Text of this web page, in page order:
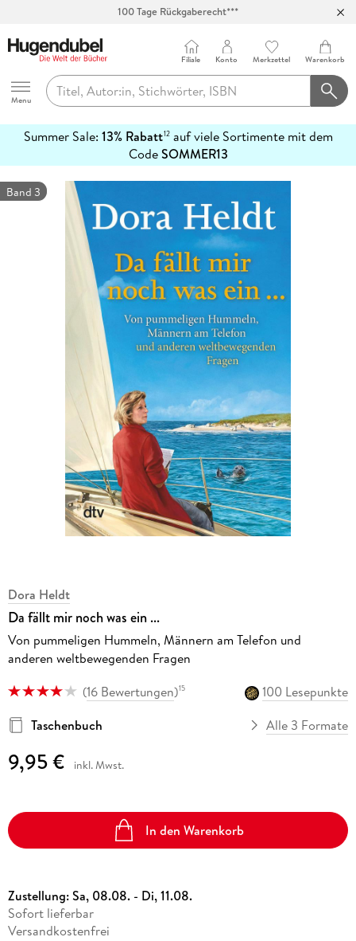
100 Tage Rückgaberecht***
Hugendubel
Menu
Filiale Konto Merkzettel Warenkorb
Summer Sale: 13% Rabatt12auf viele Sortimente mit dem
CodeSOMMER13
erfahren
Band 3
Dora Heldt
Da fällt mir noch was ein ...
Von pummeligen Hummeln, Männern am Telefon und
anderen weltbewegenden Fragen
(16 Bewertungen)15
100 Lesepunkte
Taschenbuch
Alle 3 Formate
9,95 € inkl. Mwst.
In den Warenkorb
Zustellung:Sa, 08.08. - Di, 11.08.
Sofort lieferbar
Versandkostenfrei